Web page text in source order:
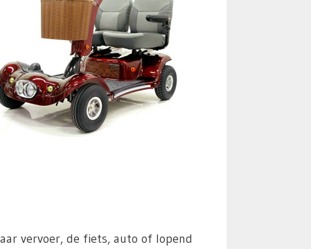
vervoer, de fiets, auto of lopend